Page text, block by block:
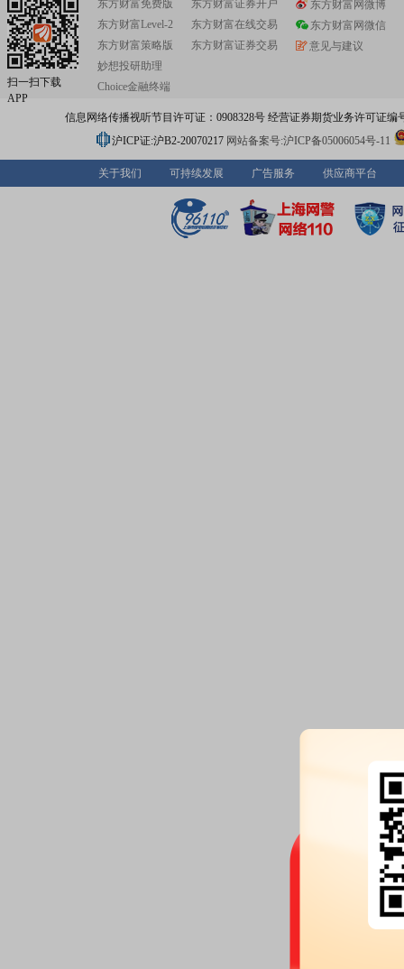
扫一扫下载
APP
东方财富免费版
东方财富Level-2
东方财富策略版
妙想投研助理
Choice金融终端
东方财富证券开户
东方财富在线交易
东方财富证券交易
东方财富网微博
东方财富网微信
意见与建议
信息网络传播视听节目许可证：0908328号 经营证券期货业务许可证编
沪ICP证:沪B2-20070217 网站备案号:沪ICP备05006054号-11
关于我们 可持续发展 广告服务 供应商平台